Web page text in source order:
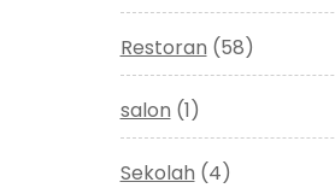
Restoran (58)
salon (1)
Sekolah (4)